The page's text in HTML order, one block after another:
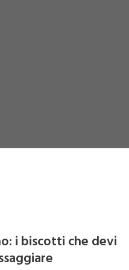
i biscotti che devi